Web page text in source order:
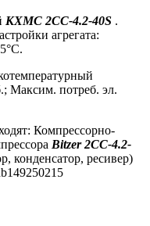
КХМС 2CC-4.2-40S .
агрегата:
Максим. потреб. эл.
Компрессорно-
Bitzer 2CC-4.2-
конденсатор, ресивер)